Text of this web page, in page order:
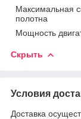
Максимальная
полотна
Мощность
Скрыть
Условия
Доставка